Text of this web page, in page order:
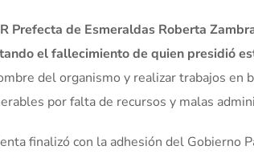
Prefecta de Esmeraldas Roberta
el fallecimiento de quien presidió
del organismo y realizar trabajos en
por falta de recursos y malas
finalizó con la adhesión del Gobierno